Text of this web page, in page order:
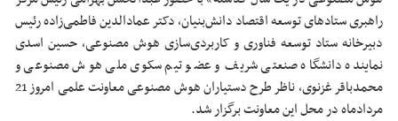
راهبری ستادهای توسعه اقتصاد دانش‌بنیان، دکتر عمادالدین فاطمی‌زاده رئیس
دبیرخانه ستاد توسعه فناوری و کاربردی‌سازی هوش مصنوعی، حسین اسدی
نماینده دانشگاه صنعتی شریف و عضو تیم سکوی ملی هوش مصنوعی و
محمدباقر غزنوی، ناظر طرح دستیاران هوش مصنوعی معاونت علمی امروز 21
مردادماه در محل این معاونت برگزار شد.